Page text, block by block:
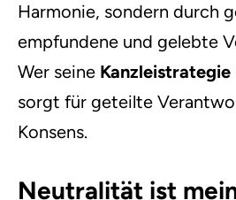
Harmonie, sondern durch
empfundene und gelebte
Wer seine
sorgt für geteilte
Konsens.
Neutralität ist